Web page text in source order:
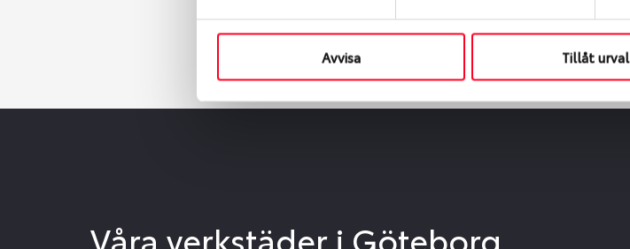
Avvisa Tillåt urval
Våra verkstäder i Göteborg